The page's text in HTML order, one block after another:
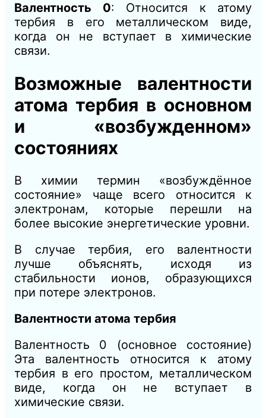
Валентность 0: Относится к атому
тербия в его металлическом виде,
когда он не вступает в химические
связи.
Возможные валентности
атома тербия в основном
и «возбужденном»
состояниях
В химии термин «возбуждённое
состояние» чаще всего относится к
электронам, которые перешли на
более высокие энергетические уровни.
В случае тербия, его валентности
лучше объяснять, исходя из
стабильности ионов, образующихся
при потере электронов.
Валентности атома тербия
Валентность 0 (основное состояние)
Эта валентность относится к атому
тербия в его простом, металлическом
виде, когда он не вступает в
химические связи.